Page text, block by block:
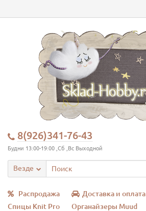
8(926)341-76-43
Будни 13:00-19:00 ,Сб ,Вс Выходной
Везде
Распродажа Доставка и оплата
Спицы Knit Pro
Органайзеры Muud